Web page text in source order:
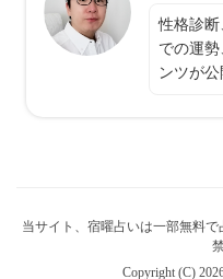
性格診断
での運
ンツが公
当サイト、宿曜占いは一部無料
Copyright (C)